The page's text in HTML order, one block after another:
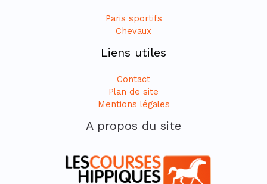
Paris sportifs
Chevaux
Liens utiles
Contact
Plan de site
Mentions légales
A propos du site